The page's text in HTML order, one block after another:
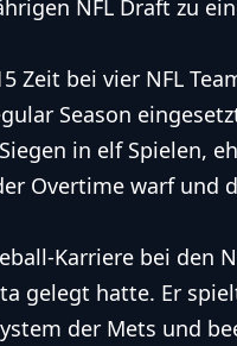
NFL Draft zu
Zeit bei vier NFL
Season
in elf Spielen,
Overtime warf und
Karriere bei den
gelegt hatte. Er
der Mets und